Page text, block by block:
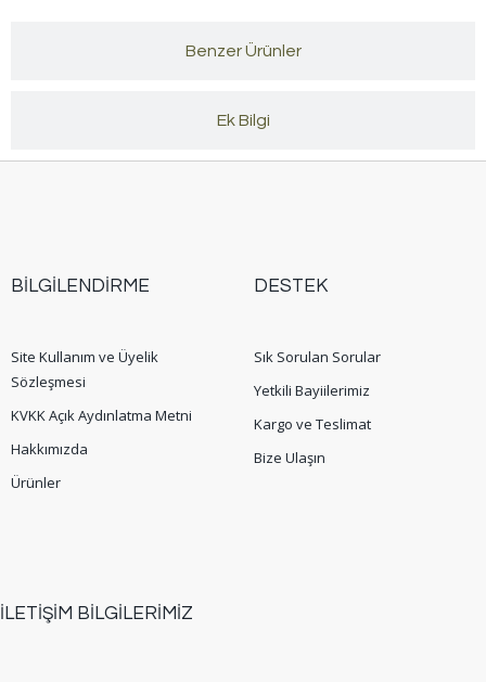
Benzer Ürünler
Ek Bilgi
BİLGİLENDİRME
Site Kullanım ve Üyelik
Sözleşmesi
KVKK Açık Aydınlatma Metni
Hakkımızda
Ürünler
DESTEK
Sık Sorulan Sorular
Yetkili Bayiilerimiz
Kargo ve Teslimat
Bize Ulaşın
İLETİŞİM BİLGİLERİMİZ